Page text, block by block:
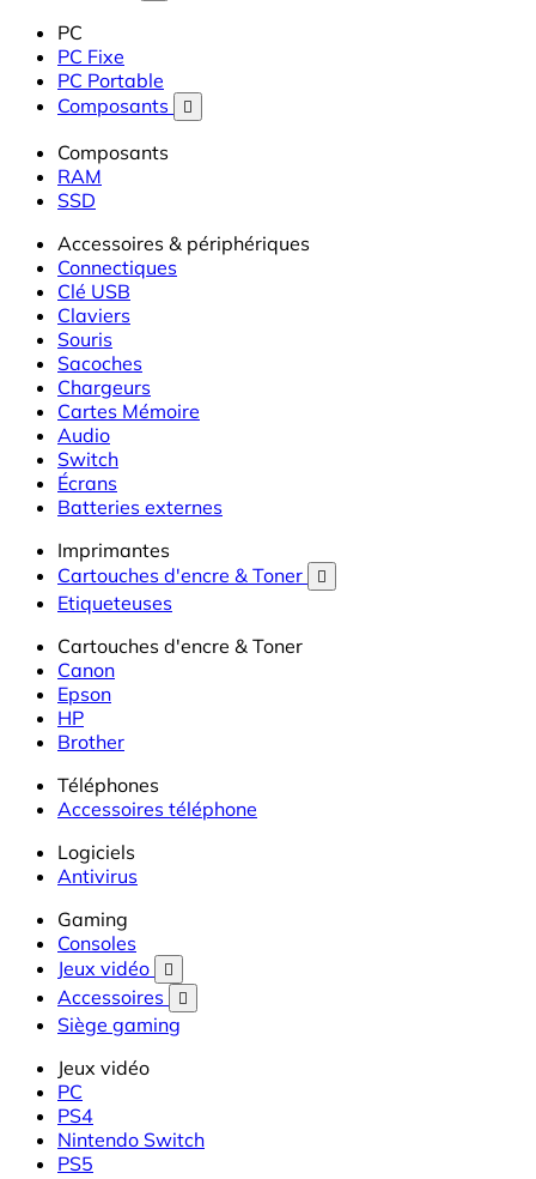
PC
PC Fixe
PC Portable
Composants

Composants
RAM
SSD
Accessoires & périphériques
Connectiques
Clé USB
Claviers
Souris
Sacoches
Chargeurs
Cartes Mémoire
Audio
Switch
Écrans
Batteries externes
Imprimantes
Cartouches d'encre & Toner

Etiqueteuses
Cartouches d'encre & Toner
Canon
Epson
HP
Brother
Téléphones
Accessoires téléphone
Logiciels
Antivirus
Gaming
Consoles
Jeux vidéo

Accessoires 
Siège gaming
Jeux vidéo
PC
PS4
Nintendo Switch
PS5